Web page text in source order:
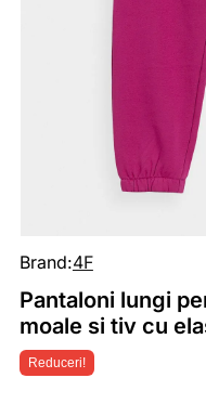
Reduceri!
Brand:4F
Pantaloni lungi
moale si tiv cu